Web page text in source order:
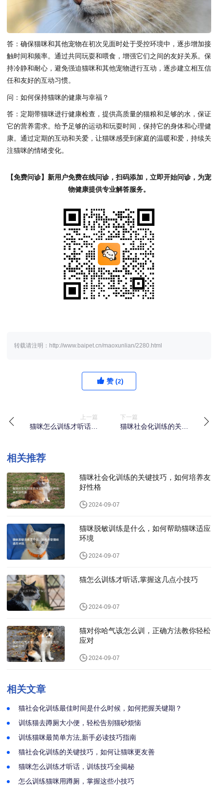
答：确保猫咪和其他宠物在初次见面时处于受控环境中，逐步增加接
触时间和频率。通过共同玩耍和喂食，增强它们之间的友好关系。保
持冷静和耐心，避免强迫猫咪和其他宠物进行互动，逐步建立相互信
任和友好的互动习惯。
问：如何保持猫咪的健康与幸福？
答：定期带猫咪进行健康检查，提供高质量的猫粮和足够的水，保证
它的营养需求。给予足够的运动和玩耍时间，保持它的身体和心理健
康。通过定期的互动和关爱，让猫咪感受到家庭的温暖和爱，持续关
注猫咪的情绪变化。
【免费问诊】新用户免费在线问诊，扫码添加，立即开始问诊，为宠
物健康提供专业解答服务。
转载请注明：http://www.baipet.cn/maoxunlian/2280.html
赞 (2)
上一篇
猫咪怎么训练才听话，
下一篇
猫咪社会化训练的关键
相关推荐
猫咪社会化训练的关键技巧，如何培养友
好性格
2024-09-07
猫咪脱敏训练是什么，如何帮助猫咪适应
环境
2024-09-07
猫怎么训练才听话,掌握这几点小技巧
2024-09-07
猫对你哈气该怎么训，正确方法教你轻松
应对
2024-09-07
相关文章
猫社会化训练最佳时间是什么时候，如何把握关键期？
训练猫去蹲厕大小便，轻松告别猫砂烦恼
训练猫咪最简单方法,新手必读技巧指南
猫社会化训练的关键技巧，如何让猫咪更友善
猫咪怎么训练才听话，训练技巧全揭秘
怎么训练猫咪用蹲厕，掌握这些小技巧